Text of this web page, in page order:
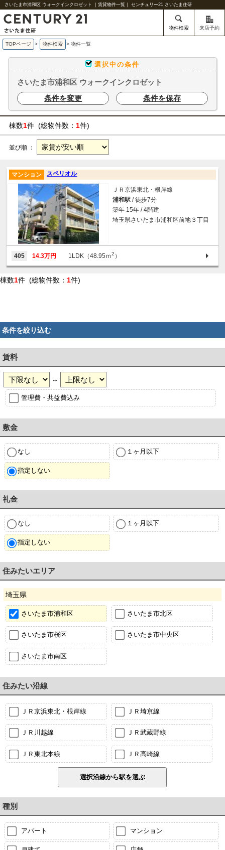
さいたま市浦和区 ウォークインクロゼット ｜賃貸物件一覧｜ センチュリー21 さいたま住研
物件検索 来店予約
TOPページ > 物件検索 > 物件一覧
選択中の条件
さいたま市浦和区 ウォークインクロゼット
条件を変更
条件を保存
棟数1件 (総物件数： 1件)
並び順 ：
スペリオル
マンション
ＪＲ京浜東北・根岸線
浦和駅 / 徒歩7分
築年 15年 / 4階建
埼玉県さいたま市浦和区前地３丁目
405 14.3万円 1LDK（48.95ｍ2 ）
棟数1件 (総物件数： 1件)
条件を絞り込む
賃料
～
管理費・共益費込み
敷金
なし １ヶ月以下
指定しない
礼金
なし １ヶ月以下
指定しない
住みたいエリア
埼玉県
さいたま市浦和区 さいたま市北区
さいたま市桜区 さいたま市中央区
さいたま市南区
住みたい沿線
ＪＲ京浜東北・根岸線 ＪＲ埼京線
ＪＲ川越線 ＪＲ武蔵野線
ＪＲ東北本線 ＪＲ高崎線
種別
アパート マンション